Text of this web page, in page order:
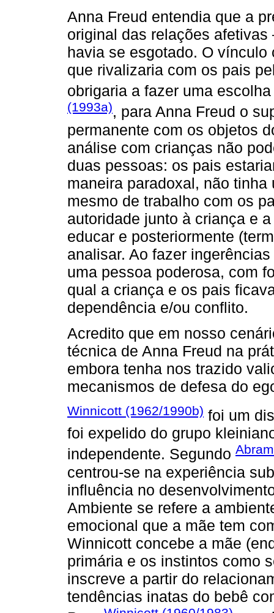
Anna Freud entendia que a
original das relações
havia se esgotado. O
que rivalizaria com os pais
obrigaria a fazer uma
(1993a), para Anna Freud o
permanente com os objetos
análise com crianças não
duas pessoas: os pais
maneira paradoxal, não
mesmo de trabalho com os
autoridade junto à criança e
educar e posteriormente
analisar. Ao fazer
uma pessoa poderosa, com
qual a criança e os pais
dependência e/ou conflito.
Acredito que em nosso
técnica de Anna Freud na
embora tenha nos trazido
mecanismos de defesa do
Winnicott (1962/1990b) foi um
foi expelido do grupo
independente. Segundo
centrou-se na experiência
influência no
Ambiente se refere a
emocional que a mãe tem
Winnicott concebe a mãe
primária e os instintos como
inscreve a partir do
tendências inatas do bebê